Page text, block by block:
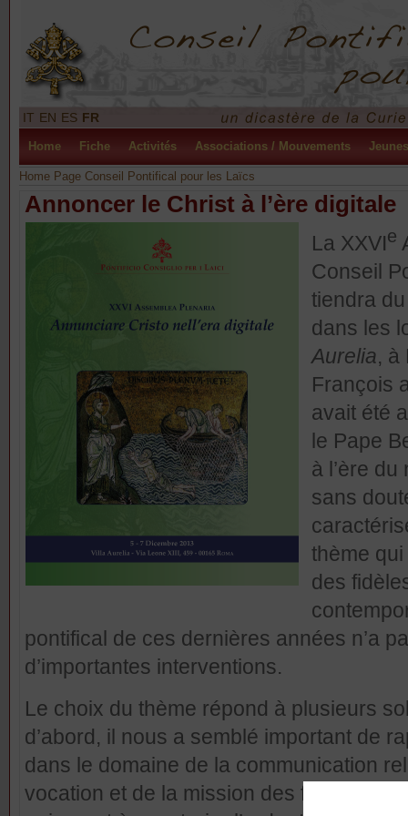
IT EN ES FR
Home Fiche Activités Associations / Mouvements Jeunes
Home Page Conseil Pontifical pour les Laïcs
Annoncer le Christ à l’ère digitale
La XXVIe
Conseil
tiendra
dans les
Aurelia, à
François
avait été
le Pape
à l’ère
sans
thème
des
pontifical de ces dernières années n’a
d’importantes interventions.
Le choix du thème répond à plusieurs
d’abord, il nous a semblé important de
dans le domaine de la communication
vocation et de la mission des fidèles